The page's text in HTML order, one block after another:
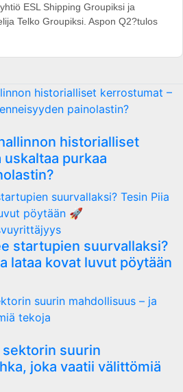
ESL Shipping Groupiksi ja
Telko Groupiksi. Aspon Q2?tulos
historialliset
purkaa
startupien suurvallaksi?
lataa kovat luvut pöytään
suurin
joka vaatii välittömiä